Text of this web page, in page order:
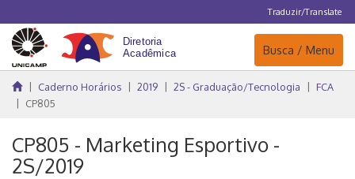
Traduzir/Translate
Navegação
Busca / Menu
Caderno Horários 2019 2S - Graduação/Tecnologia
FCA
CP805
CP805 - Marketing Esportivo -
2S/2019